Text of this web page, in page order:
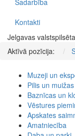
Sadarbība
Kontakti
Jelgavas valstspilsēta
Aktīvā pozīcija:
Muzeji un
Pilis un muižas
Baznīcas un
Vēstures
Apskates
Amatniecība